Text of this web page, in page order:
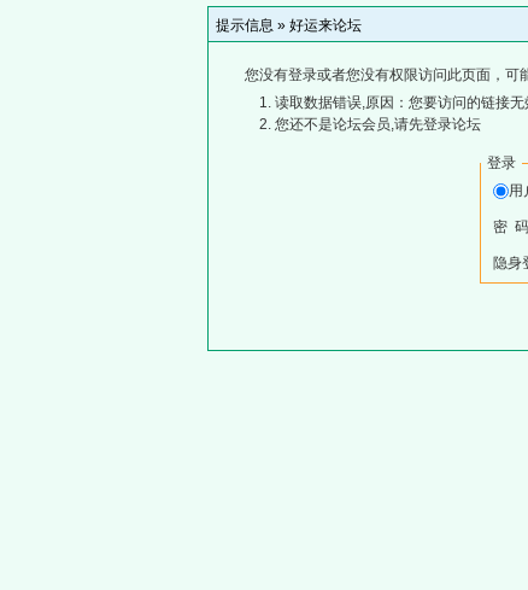
提示信息 » 好运来论坛
您没有登录或者您没有权限访问此页面，可
读取数据错误,原因：您要访问的链接
您还不是论坛会员,请先登录论坛
登录
用
密 码
隐身